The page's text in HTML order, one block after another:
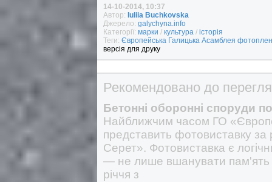
14-10-2014, 10:37
Автор: Iuliia Buchkovska
Джерело: galychyna.info
Категорії: марки / культура / історія
Теги: Європейська Галицька Асамблея
версія для друку
Рекомендовано до
Бетонні оборонні споруди
Найближчим часом ГО
представить фотовиставку
Серет». Фотовиставка є
— не лише вшанувати пам'ять
річчя з